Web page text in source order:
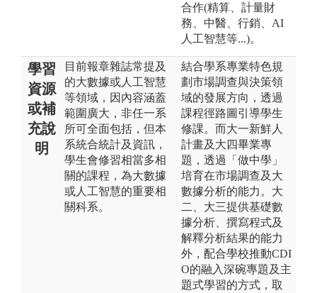
合作(精算、計量財
務、中醫、行銷、AI
人工智慧等...)。
學習
資源
或補
充說
明
目前報章雜誌常提及
的大數據或人工智慧
等領域，因內容涵蓋
範圍廣大，非任一系
所可全面包括，但本
系統合統計及資訊，
學生會修習相當多相
關的課程，為大數據
或人工智慧的重要相
關科系。
結合學系專業特色規
劃市場調查與決策領
域的發展方向，透過
課程徑路圖引導學生
修課。而大一新鮮人
計畫及大四畢業專
題，透過「做中學」
培育在市場調查及大
數據分析的能力。大
二、大三提供基礎數
據分析、撰寫程式及
解釋分析結果的能力
外，配合學校推動CDI
O的融入深碗專題及主
題式學習的方式，取